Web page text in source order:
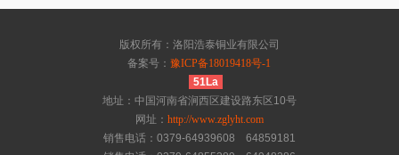
版权所有：洛阳浩泰铜业有限公司
备案号：豫ICP备18019418号-1
51La
地址：中国河南省涧西区建设路东区10号
网址： http://www.zglyht.com
销售电话：0379-64939608 64859181